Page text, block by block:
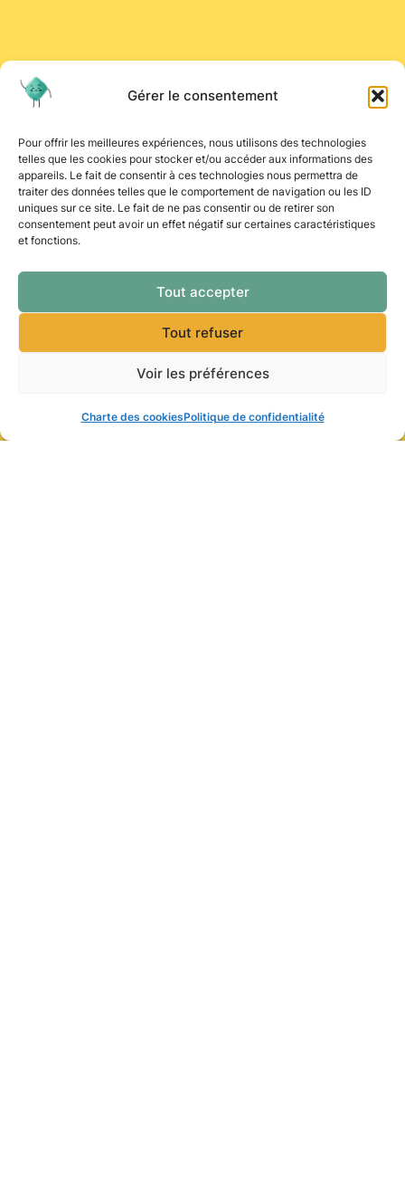
Gérer le consentement
Pour offrir les meilleures expériences, nous utilisons des technologies
telles que les cookies pour stocker et/ou accéder aux informations des
appareils. Le fait de consentir à ces technologies nous permettra de
traiter des données telles que le comportement de navigation ou les ID
uniques sur ce site. Le fait de ne pas consentir ou de retirer son
consentement peut avoir un effet négatif sur certaines caractéristiques
et fonctions.
Tout accepter
Tout refuser
Voir les préférences
Charte des cookiesPolitique de confidentialité